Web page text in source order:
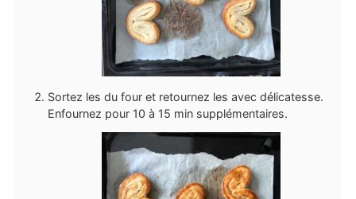
Sortez les du four et retournez les avec délicatesse.
Enfournez pour 10 à 15 min supplémentaires.